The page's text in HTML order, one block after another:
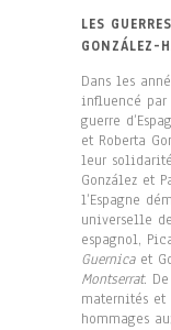
LES
GONZÁLEZ-
Dans les
influencé
guerre
et Roberta
leur
González et
l’Espagne
universelle
espagnol,
Guernicaet
Montserrat.
maternités et
hommages